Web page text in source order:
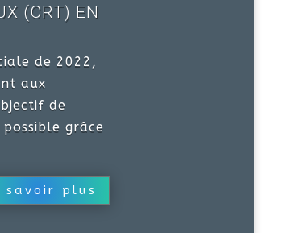
(CRT) EN
de 2022,
aux
de
grâce
savoir plus